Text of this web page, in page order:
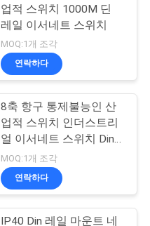
업적 스위치 1000M 딘
레일 이서네트 스위치
MOQ:1개 조각
연락하다
8축 항구 통제불능인 산
업적 스위치 인더스트리
얼 이서네트 스위치 Din
레일 마운트
MOQ:1개 조각
연락하다
IP40 Din 레일 마운트 네